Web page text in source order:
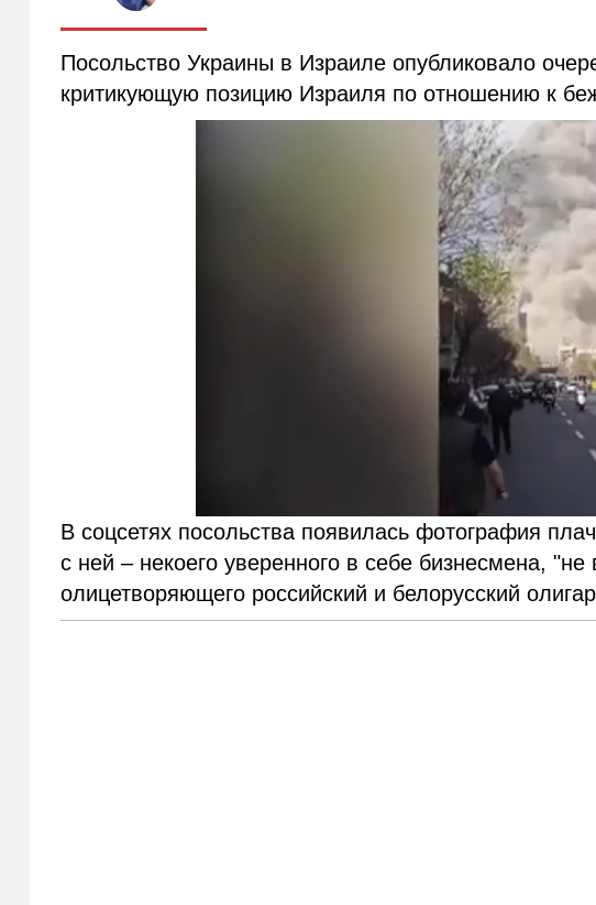
Посольство Украины в Израиле опубликовало
критикующую позицию Израиля по отношению к
В соцсетях посольства появилась фотография
с ней – некоего уверенного в себе бизнесмена,
олицетворяющего российский и белорусский